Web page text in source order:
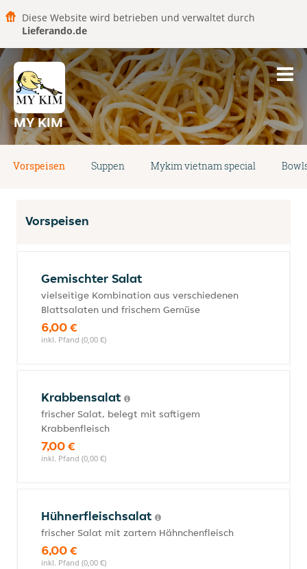
Diese Website wird betrieben und verwaltet durch
Lieferando.de
MY KIM
Vorspeisen Suppen Mykim vietnam special
Vorspeisen
Gemischter Salat
vielseitige Kombination aus verschiedenen
Blattsalaten und frischem Gemüse
6,00 €
inkl. Pfand (0,00 €)
Krabbensalat
frischer Salat, belegt mit saftigem
Krabbenfleisch
7,00 €
inkl. Pfand (0,00 €)
Hühnerfleischsalat
frischer Salat mit zartem Hähnchenfleisch
6,00 €
inkl. Pfand (0,00 €)